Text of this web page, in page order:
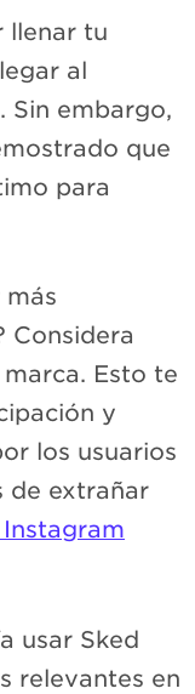
llenar tu
al
Sin embargo,
que
para
Considera
Esto te
y
los usuarios
de extrañar
usar Sked
relevantes en